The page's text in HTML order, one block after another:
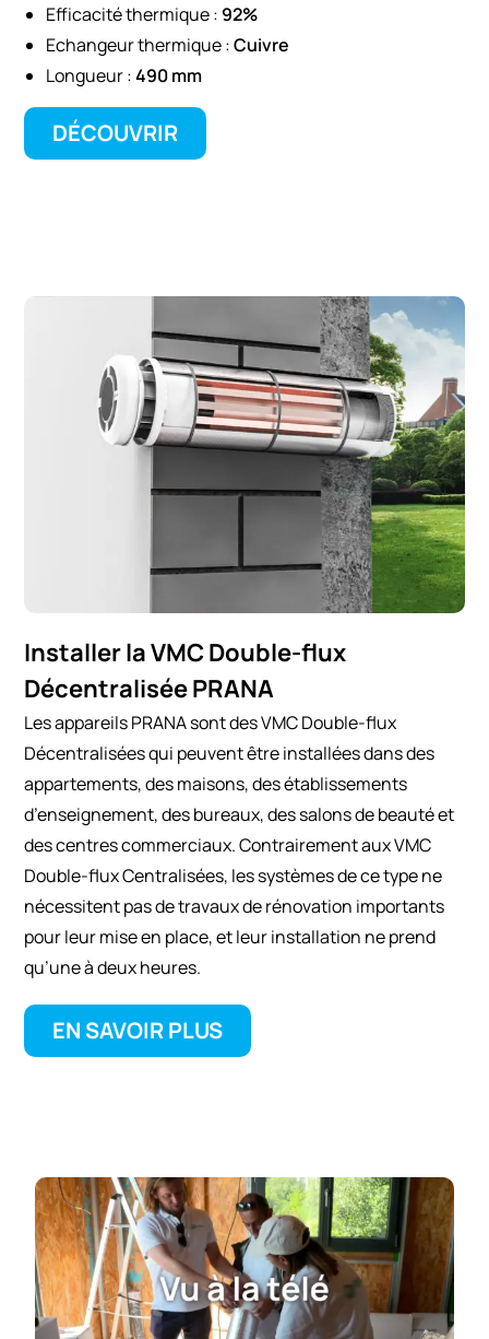
Efficacité thermique : 92%
Echangeur thermique :Cuivre
Longueur :490 mm
DÉCOUVRIR
Installer la VMC Double-flux
Décentralisée PRANA
Les appareils PRANA sont des VMC Double-flux
Décentralisées qui peuvent être installées dans des
appartements, des maisons, des établissements
d’enseignement, des bureaux, des salons de beauté et
des centres commerciaux. Contrairement aux VMC
Double-flux Centralisées, les systèmes de ce type ne
nécessitent pas de travaux de rénovation importants
pour leur mise en place, et leur installation ne prend
qu’une à deux heures.
EN SAVOIR PLUS